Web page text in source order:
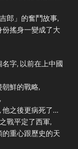
郎」的奮鬥故事,
搖身一變成了大
字, 以前在上中國
朝鮮的戰略,
他之後更病死了…
戰平定了西軍,
重心跟歷史的天